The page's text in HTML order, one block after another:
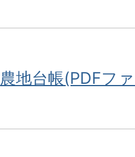
農地台帳(PDFフ